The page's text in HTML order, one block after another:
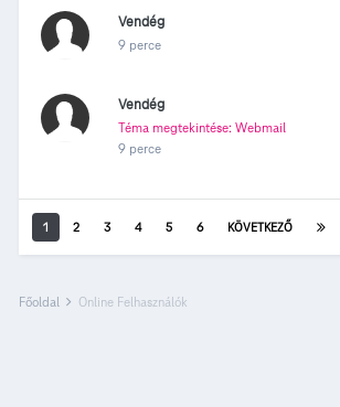
Vendég
9 perce
Vendég
Téma megtekintése: Webmail
9 perce
1 2 3 4 5 6 KÖVETKEZŐ
Főoldal Online Felhasználók